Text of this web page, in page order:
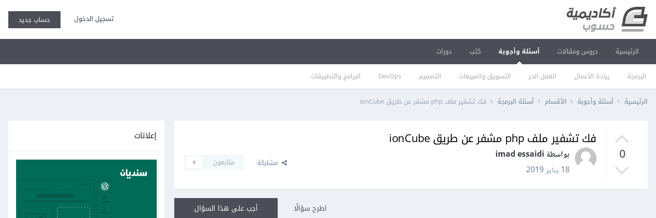
تسجيل الدخول حساب جديد
الرئيسية دروس ومقالات أسئلة وأجوبة
البرمجة ريادة الأعمال العمل الحر التسويق والمبيعات التصميم DevOps البرامج والتطبيقات
كتب دورات
الرئيسية أسئلة وأجوبة الأقسام أسئلة البرمجة فك تشفير ملف php مشفر عن طريق ionCube
0
فك تشفير ملف php مشفر عن طريق ionCube
بواسطة imad essaidi
18 يناير 2019
مشاركة متابعون 0
أجب على هذا السؤال اطرح سؤالًا
إعلانات